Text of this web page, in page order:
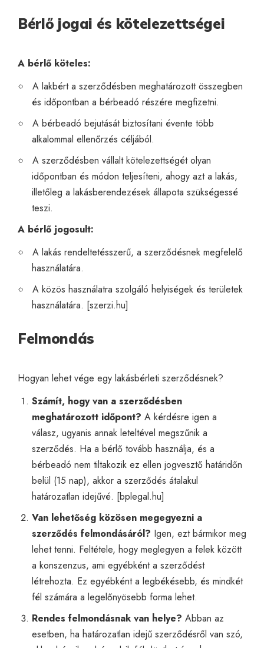
Bérlő jogai és kötelezettségei
A bérlő köteles:
A lakbért a szerződésben meghatározott összegben
és időpontban a bérbeadó részére megfizetni.
A bérbeadó bejutását biztosítani évente több
alkalommal ellenőrzés céljából.
A szerződésben vállalt kötelezettségét olyan
időpontban és módon teljesíteni, ahogy azt a lakás,
illetőleg a lakásberendezések állapota szükségessé
teszi.
A bérlő jogosult:
A lakás rendeltetésszerű, a szerződésnek megfelelő
használatára.
A közös használatra szolgáló helyiségek és területek
használatára. [szerzi.hu]
Felmondás
Hogyan lehet vége egy lakásbérleti szerződésnek?
Számít, hogy van a szerződésben
meghatározott időpont? A kérdésre igen a
válasz, ugyanis annak leteltével megszűnik a
szerződés. Ha a bérlő tovább használja, és a
bérbeadó nem tiltakozik ez ellen jogvesztő határidőn
belül (15 nap), akkor a szerződés átalakul
határozatlan idejűvé. [bplegal.hu]
Van lehetőség közösen megegyezni a
szerződés felmondásáról? Igen, ezt bármikor meg
lehet tenni. Feltétele, hogy meglegyen a felek között
a konszenzus, ami egyébként a szerződést
létrehozta. Ez egyébként a legbékésebb, és mindkét
fél számára a legelőnyösebb forma lehet.
Rendes felmondásnak van helye? Abban az
esetben, ha határozatlan idejű szerződésről van szó,